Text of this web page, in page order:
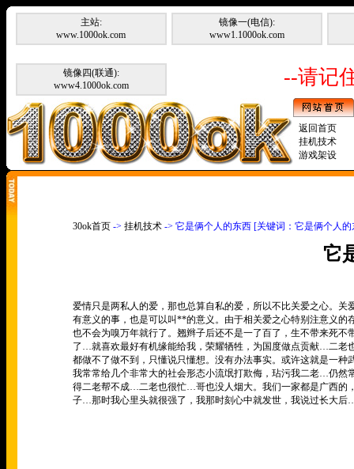
主站:
www.1000ok.com
镜像一(电信):
www1.1000ok.com
镜像四(联通):
www4.1000ok.com
--请记
返回首页
挂机技术
游戏架设
30ok首页 -> 挂机技术 -> 它是俩个人的东西 [关键词：它是俩个人
它
爱情只是两私人的爱，那也总算自私的爱，所以不比关爱之心。
有意义的事，也是可以叫**的意义。由于相关爱之心特别注意义
也不会为嗅万年就行了。翘辫子后还不是一了百了，生不带来死
了…就喜欢最好有机缘能给我，荣耀牺牲，为国度做点贡献…二老
都做不了做不到，只懂说只懂想。没有办法事实。或许这就是一
我常常给几个非常大的社会形态小流氓打欺侮，玷污我二老…仍
得二老帮不成…二老也很忙…哥也没人烟大。我们一家都是广西的
子…那时我心里头就很强了，我那时刻心中就发世，我说过长大